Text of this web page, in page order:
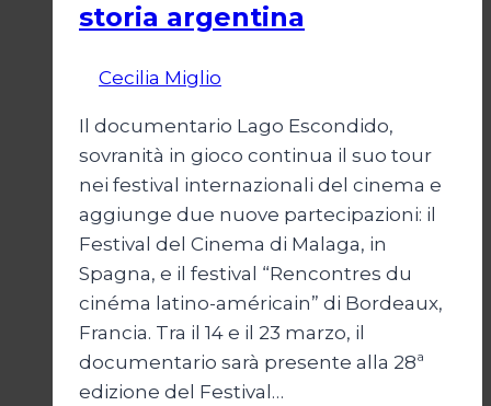
storia argentina
Cecilia Miglio
Il documentario Lago Escondido,
sovranità in gioco continua il suo tour
nei festival internazionali del cinema e
aggiunge due nuove partecipazioni: il
Festival del Cinema di Malaga, in
Spagna, e il festival “Rencontres du
cinéma latino-américain” di Bordeaux,
Francia. Tra il 14 e il 23 marzo, il
documentario sarà presente alla 28ª
edizione del Festival…